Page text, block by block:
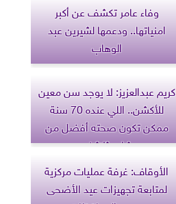
وفاء عامر تكشف عن أكبر
امنياتها.. ودعمها لشيرين عبد
الوهاب
كريم عبدالعزيز: لا يوجد سن معين
للأكشن.. اللي عنده 70 سنة
ممكن تكون صحته أفضل من
شاب ثلاثيني
الأوقاف: غرفة عمليات مركزية
لمتابعة تجهيزات عيد الأضحى